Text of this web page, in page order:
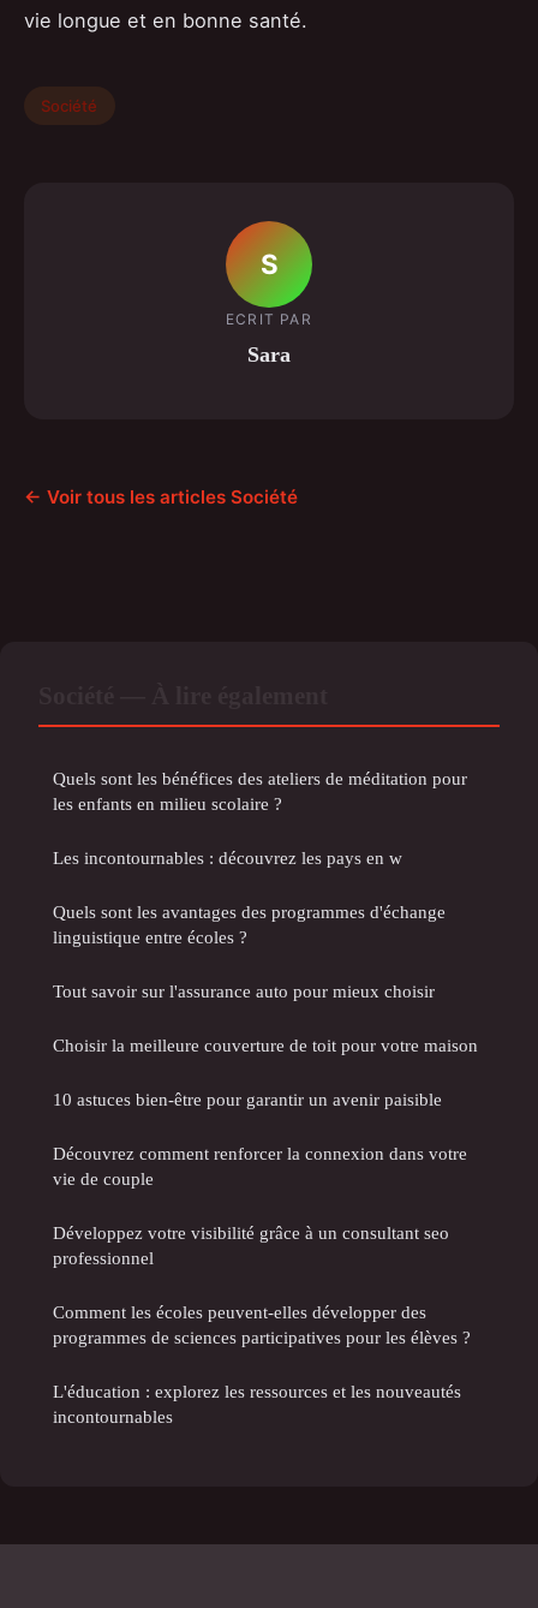
vie longue et en bonne santé.
Société
S
ECRIT PAR
Sara
← Voir tous les articles Société
Quels sont les bénéfices des ateliers de méditation pour
les enfants en milieu scolaire ?
Les incontournables : découvrez les pays en w
Quels sont les avantages des programmes d'échange
linguistique entre écoles ?
Tout savoir sur l'assurance auto pour mieux choisir
Choisir la meilleure couverture de toit pour votre maison
10 astuces bien-être pour garantir un avenir paisible
Découvrez comment renforcer la connexion dans votre
vie de couple
Développez votre visibilité grâce à un consultant seo
professionnel
Comment les écoles peuvent-elles développer des
programmes de sciences participatives pour les élèves ?
L'éducation : explorez les ressources et les nouveautés
incontournables